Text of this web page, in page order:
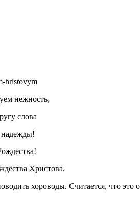
нежность,
слова
надежды!
Христова.
хороводы. Считается, что